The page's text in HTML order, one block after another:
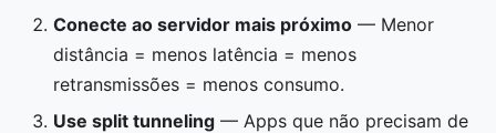
Conecte ao servidor mais próximo — Menor
distância = menos latência = menos
retransmissões = menos consumo.
Use split tunneling — Apps que não precisam de